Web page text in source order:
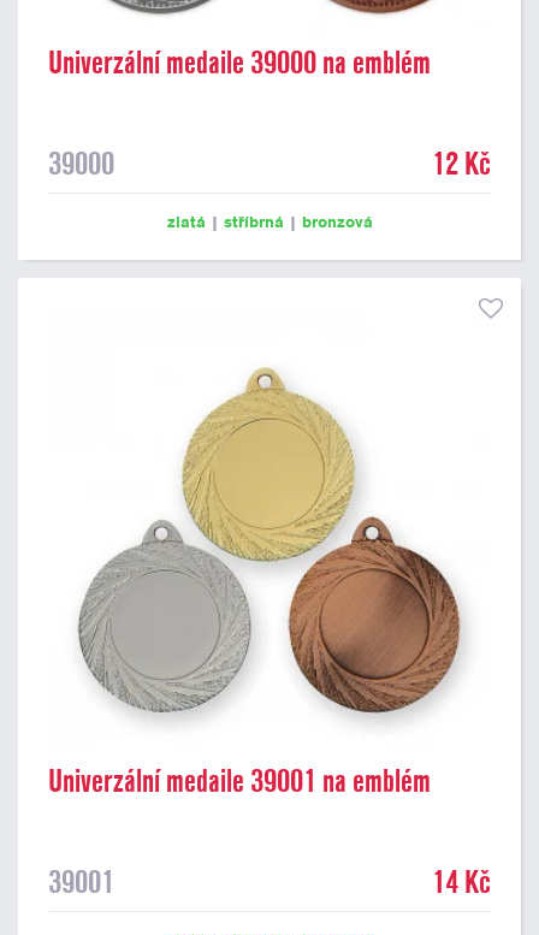
Univerzální medaile 39000 na emblém
39000 12 Kč
zlatá | stříbrná | bronzová
Univerzální medaile 39001 na emblém
39001 14 Kč